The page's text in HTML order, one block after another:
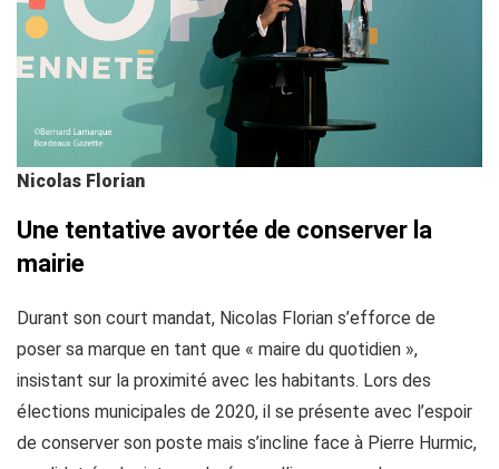
Nicolas Florian
Une tentative avortée de conserver la
mairie
Durant son court mandat, Nicolas Florian s’efforce de
poser sa marque en tant que « maire du quotidien »,
insistant sur la proximité avec les habitants. Lors des
élections municipales de 2020, il se présente avec l’espoir
de conserver son poste mais s’incline face à Pierre Hurmic,